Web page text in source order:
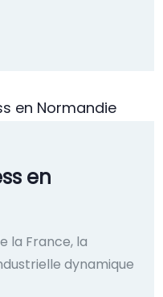
en
la France, la
dynamique